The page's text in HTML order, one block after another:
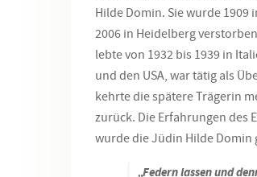
Hilde Domin. Sie wurde
2006 in Heidelberg
lebte von 1932 bis 1939 in
und den USA, war tätig als
kehrte die spätere Trägerin
zurück. Die Erfahrungen des
wurde die Jüdin Hilde Domin
„Federn lassen und